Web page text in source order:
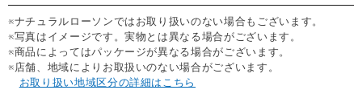
※ナチュラルローソンではお取り扱いのない場合もございます。
※写真はイメージです。実物とは異なる場合がございます。
※商品によってはパッケージが異なる場合がございます。
※店舗、地域によりお取扱いのない場合がございます。
お取り扱い地域区分の詳細はこちら